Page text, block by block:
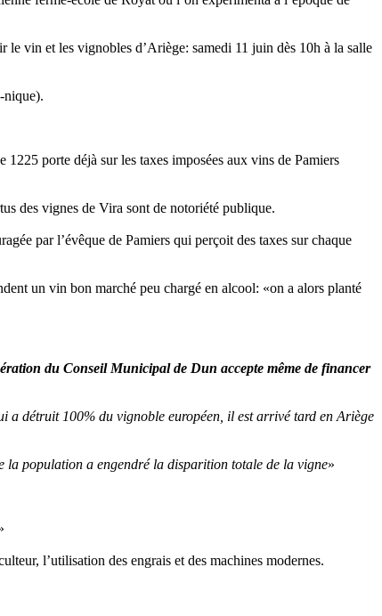
vin et les vignobles d’Ariège: samedi 11 juin dès 10h à la salle
nique).
porte déjà sur les taxes imposées aux vins de Pamiers
des vignes de Vira sont de notoriété publique.
par l’évêque de Pamiers qui perçoit des taxes sur chaque
un vin bon marché peu chargé en alcool: «on a alors planté
du Conseil Municipal de Dun accepte même de financer
a détruit 100% du vignoble européen, il est arrivé tard en Ariège
population a engendré la disparition totale de la vigne»
l’utilisation des engrais et des machines modernes.